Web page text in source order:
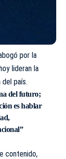
por la
lideran la
país.
del futuro;
es hablar
contenido,